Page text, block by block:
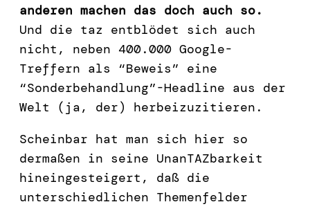
anderen machen das doch auch so.
Und die taz entblödet sich auch
nicht, neben 400.000 Google-
Treffern als “Beweis” eine
“Sonderbehandlung”-Headline aus der
Welt (ja, der) herbeizuzitieren.
Scheinbar hat man sich hier so
dermaßen in seine UnanTAZbarkeit
hineingesteigert, daß die
unterschiedlichen Themenfelder